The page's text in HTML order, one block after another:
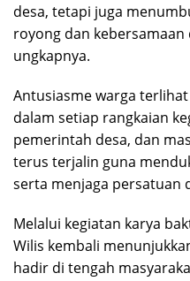
desa, tetapi juga
royong dan kebersamaan
ungkapnya.
Antusiasme warga
dalam setiap rangkaian
pemerintah desa, dan
terus terjalin guna
serta menjaga persatuan
Melalui kegiatan karya
Wilis kembali
hadir di tengah